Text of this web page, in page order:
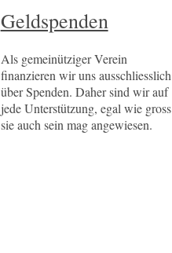
Geldspenden
Als gemeinütziger Verein
finanzieren wir uns ausschliesslich
über Spenden. Daher sind wir auf
jede Unterstützung, egal wie gross
sie auch sein mag angewiesen.